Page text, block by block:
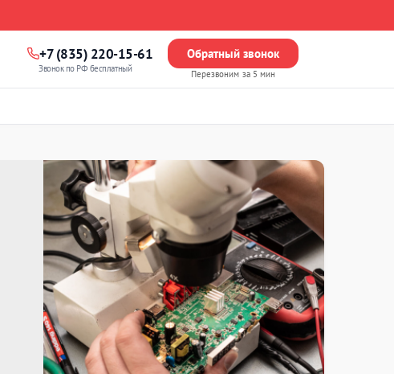
+7 (835) 220-15-61
Звонок по РФ бесплатный
Обратный звонок
Перезвоним за 5 мин